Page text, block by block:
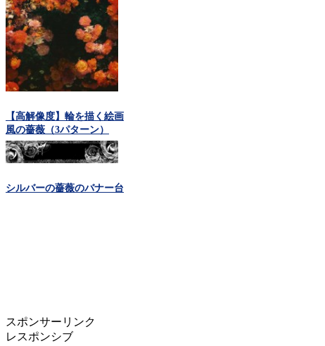
【高解像度】輪を描く絵画
風の薔薇（3パターン）
シルバーの薔薇のバナー台
スポンサーリンク
レスポンシブ